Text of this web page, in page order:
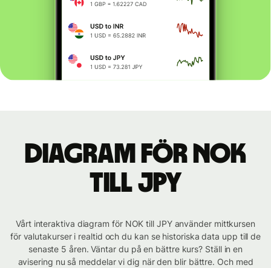
Diagram för NOK
till JPY
Vårt interaktiva diagram för NOK till JPY använder mittkursen
för valutakurser i realtid och du kan se historiska data upp till de
senaste 5 åren. Väntar du på en bättre kurs? Ställ in en
avisering nu så meddelar vi dig när den blir bättre. Och med